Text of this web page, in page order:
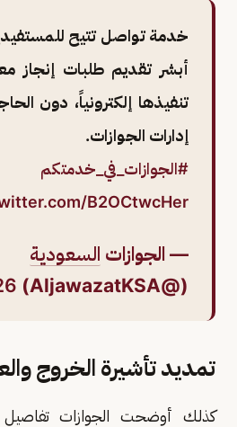
خدمة تواصل تتيح
أبشر تقديم طلبات إنجاز
تنفيذها إلكترونياً، دون
إدارات الجوازات.
#الجوازات_في_خدمتكم
B2OCtwcHer
— الجوازات السعودية
(@AljawazatKSA)
تمديد تأشيرة الخروج
كذلك أوضحت الجوازات